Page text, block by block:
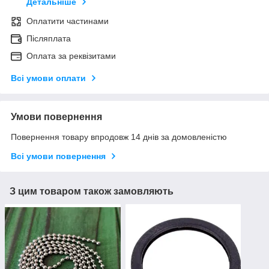
Детальніше
Оплатити частинами
Післяплата
Оплата за реквізитами
Всі умови оплати
Умови повернення
Повернення товару впродовж 14 днів за домовленістю
Всі умови повернення
З цим товаром також замовляють